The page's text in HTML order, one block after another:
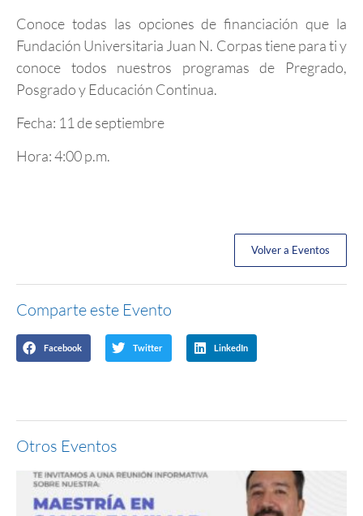
Conoce todas las opciones de financiación que la
Fundación Universitaria Juan N. Corpas tiene para ti y
conoce todos nuestros programas de Pregrado,
Posgrado y Educación Continua.
Fecha: 11 de septiembre
Hora: 4:00 p.m.
Volver a Eventos
Comparte este Evento
Facebook Twitter LinkedIn
Otros Eventos